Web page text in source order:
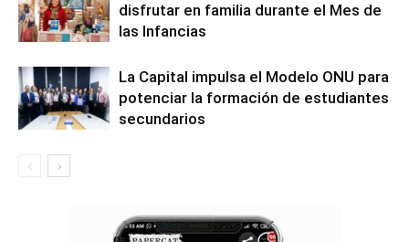
disfrutar en familia durante el Mes de
las Infancias
La Capital impulsa el Modelo ONU para
potenciar la formación de estudiantes
secundarios